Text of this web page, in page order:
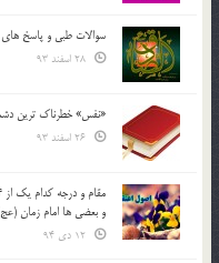
سوالات طبی و پاسخ
«نفس» خطرناک ترین
و بعضي ها امام زمان (عج)